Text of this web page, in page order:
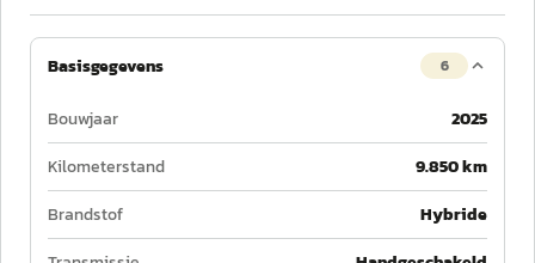
Basisgegevens 6
Bouwjaar
2025
Kilometerstand
9.850 km
Brandstof
Hybride